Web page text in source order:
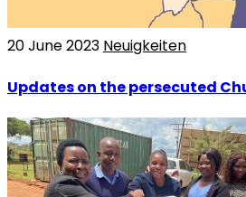
20 June 2023 Neuigkeiten
Updates on the persecuted